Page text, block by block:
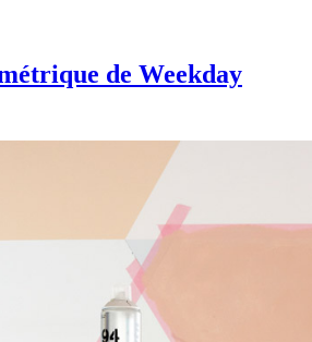
de Weekday